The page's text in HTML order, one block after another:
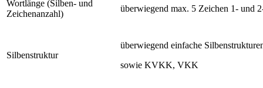
Wortlänge (Silben- und
Zeichenanzahl)
überwiegend max. 5 Zeichen 1- und
Silbenstruktur
überwiegend einfache
sowie KVKK, VKK